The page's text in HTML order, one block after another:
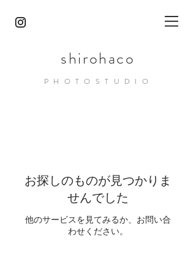
shirohaco
PHOTOST UDIO
お探しのものが見つかりま
せんでした
他のサービスを見てみるか、お問い合
わせください。